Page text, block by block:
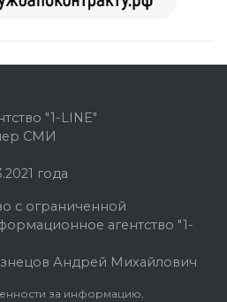
"1-LINE"
СМИ
года
с ограниченной
агентство "1-
Андрей Михайлович
за информацию,